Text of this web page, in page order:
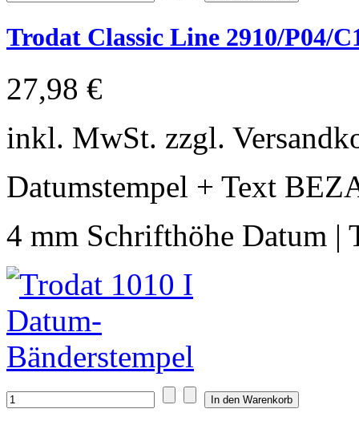
Trodat Classic Line 2910/P04/
27,98 €
inkl. MwSt. zzgl.
Datumstempel + Text
4 mm Schrifthöhe Datum |